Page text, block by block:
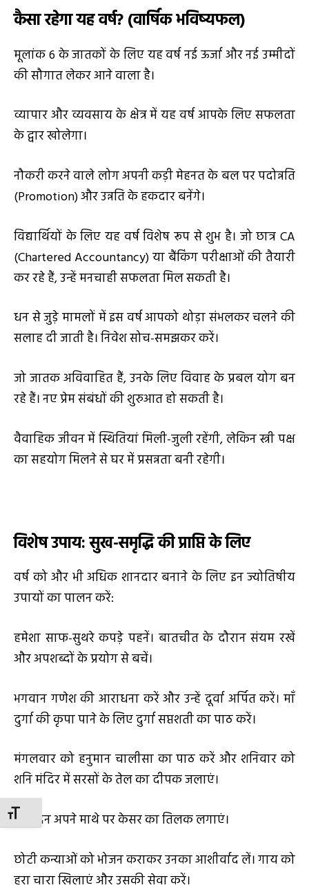
TOGGLE FONT SIZE
कैसा रहेगा यह वर्ष? (वार्षिक भविष्यफल)
मूलांक 6 के जातकों के लिए यह वर्ष नई ऊर्जा और नई उम्मीदों
की सौगात लेकर आने वाला है।
व्यापार और व्यवसाय के क्षेत्र में यह वर्ष आपके लिए सफलता
के द्वार खोलेगा।
नौकरी करने वाले लोग अपनी कड़ी मेहनत के बल पर पदोन्नति
(Promotion) और उन्नति के हकदार बनेंगे।
विद्यार्थियों के लिए यह वर्ष विशेष रूप से शुभ है। जो छात्र CA
(Chartered Accountancy) या बैंकिंग परीक्षाओं की तैयारी
कर रहे हैं, उन्हें मनचाही सफलता मिल सकती है।
धन से जुड़े मामलों में इस वर्ष आपको थोड़ा संभलकर चलने की
सलाह दी जाती है। निवेश सोच-समझकर करें।
जो जातक अविवाहित हैं, उनके लिए विवाह के प्रबल योग बन
रहे हैं। नए प्रेम संबंधों की शुरुआत हो सकती है।
वैवाहिक जीवन में स्थितियां मिली-जुली रहेंगी, लेकिन स्त्री पक्ष
का सहयोग मिलने से घर में प्रसन्नता बनी रहेगी।
विशेष उपाय: सुख-समृद्धि की प्राप्ति के लिए
वर्ष को और भी अधिक शानदार बनाने के लिए इन ज्योतिषीय
उपायों का पालन करें:
हमेशा साफ-सुथरे कपड़े पहनें। बातचीत के दौरान संयम रखें
और अपशब्दों के प्रयोग से बचें।
भगवान गणेश की आराधना करें और उन्हें दूर्वा अर्पित करें। माँ
दुर्गा की कृपा पाने के लिए दुर्गा सप्तशती का पाठ करें।
मंगलवार को हनुमान चालीसा का पाठ करें और शनिवार को
शनि मंदिर में सरसों के तेल का दीपक जलाएं।
प्रतिदिन अपने माथे पर केसर का तिलक लगाएं।
छोटी कन्याओं को भोजन कराकर उनका आशीर्वाद लें। गाय को
हरा चारा खिलाएं और उसकी सेवा करें।